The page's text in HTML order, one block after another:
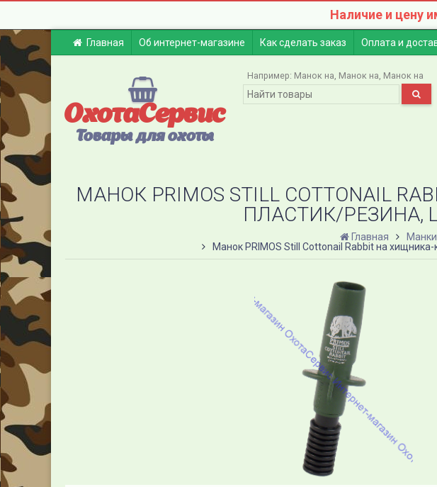
Наличие и цену
Главная Об интернет-магазине Как сделать заказ Оплата и
ОхотаСервис
Товары для охоты
Например: Манок на Манок на Манок на
МАНОК PRIMOS STILL COTTONAIL
ПЛАСТИК/РЕЗИНА,
Главная
Манок PRIMOS Still Cottonail Rabbit на